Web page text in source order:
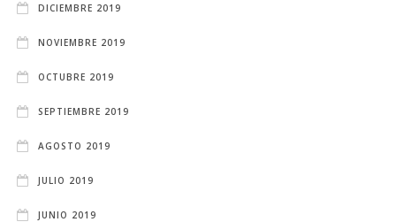
DICIEMBRE 2019
NOVIEMBRE 2019
OCTUBRE 2019
SEPTIEMBRE 2019
AGOSTO 2019
JULIO 2019
JUNIO 2019